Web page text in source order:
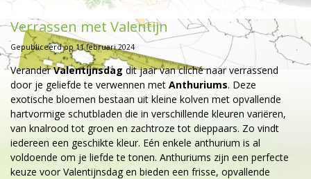
Verrassen met Valentijn
Gepubliceerd op 11 februari 2024
VeranderValentijnsdag dit jaar van cliché naar verrassend
door je geliefde te verwennen met Anthuriums. Deze
exotische bloemen bestaan uit kleine kolven met opvallende
hartvormige schutbladen die in verschillende kleuren variëren,
van knalrood tot groen en zachtroze tot dieppaars. Zo vindt
iedereen een geschikte kleur. Eén enkele anthurium is al
voldoende om je liefde te tonen. Anthuriums zijn een perfecte
keuze voor Valentijnsdag en bieden een frisse, opvallende